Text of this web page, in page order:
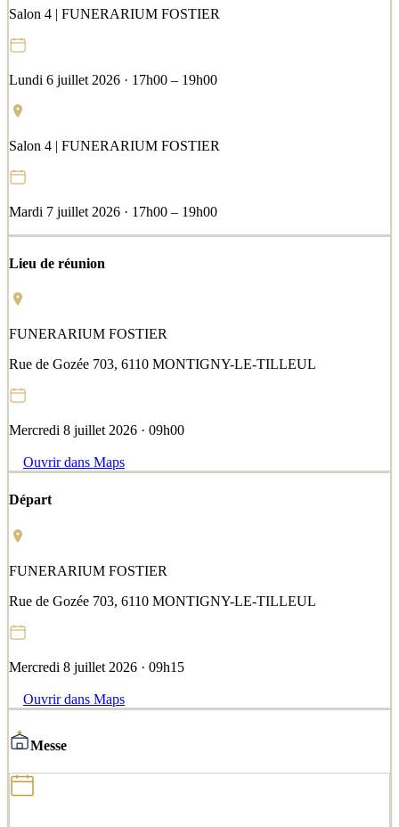
Salon 4 | FUNERARIUM FOSTIER
Lundi 6 juillet 2026 · 17h00 – 19h00
Salon 4 | FUNERARIUM FOSTIER
Mardi 7 juillet 2026 · 17h00 – 19h00
Lieu de réunion
FUNERARIUM FOSTIER
Rue de Gozée 703, 6110 MONTIGNY-LE-TILLEUL
Mercredi 8 juillet 2026 · 09h00
Ouvrir dans Maps
Départ
FUNERARIUM FOSTIER
Rue de Gozée 703, 6110 MONTIGNY-LE-TILLEUL
Mercredi 8 juillet 2026 · 09h15
Ouvrir dans Maps
Messe